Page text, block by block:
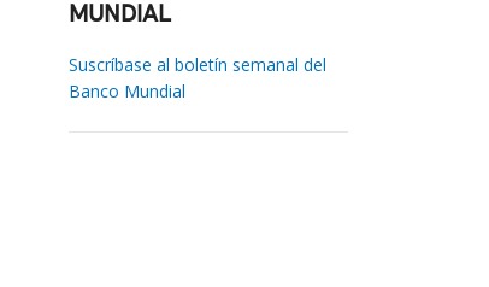
MUNDIAL
Suscríbase al boletín semanal del
Banco Mundial